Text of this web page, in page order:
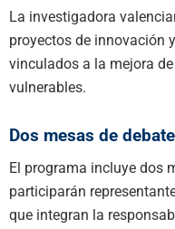
La investigadora
proyectos de innovación
vinculados a la mejora
vulnerables.
Dos mesas de
El programa incluye dos
participarán
que integran la